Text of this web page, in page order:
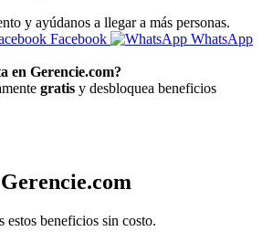
y ayúdanos a llegar a más personas.
Facebook
WhatsApp
en Gerencie.com?
gratis y desbloquea beneficios
estos beneficios sin costo.